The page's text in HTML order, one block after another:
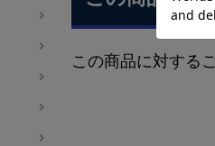
この商品に対する